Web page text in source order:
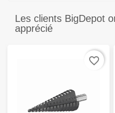
Les clients BigDepot
apprécié
favorite_border